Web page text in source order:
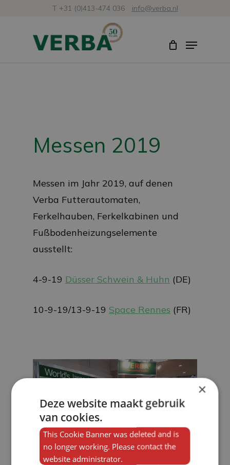
springen
T +31 (0)413-474 036 info@verba.nl
Menü
Messen 2019
Messen im Jahr 2019, auf denen
Verba Futterautomaten,
Ferkelhauben, Ferkelkabinen und
Fußbodenheizungselemente
ausstellt:
4-9-19 Düsser Schwein & Huhn (DE)
10-9-19/13-9-19 Space Rennes (FR)
×
Deze website maakt gebruik
van cookies.
This Cookie Banner was deleted and is
no longer working. Please contact the
website administrator.